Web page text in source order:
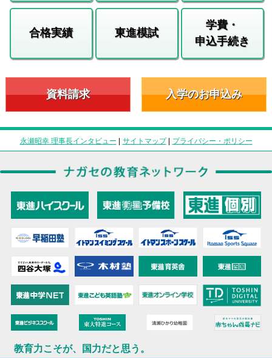
合格実績 東進模試
学費・
申込手続き
資料請求 入学のお申込み
永瀬昭幸 理事長インタビュー | サイトマップ| プライバシー・ポリシー
教育力こそが、国力だと思う。